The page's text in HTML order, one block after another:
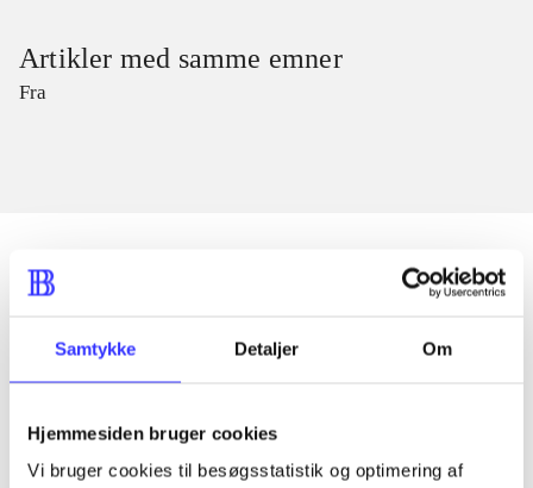
Samtykke Detaljer Om
Hjemmesiden bruger cookies
Vi bruger cookies til besøgsstatistik og optimering af
Artikler med samme emner
Fra
Alle registrerede artikler fordelt på udgivelser
...